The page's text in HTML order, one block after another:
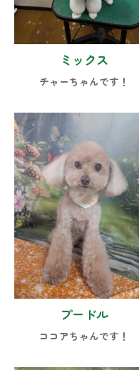
ミックス
チャーちゃんです！
プードル
ココアちゃんです！